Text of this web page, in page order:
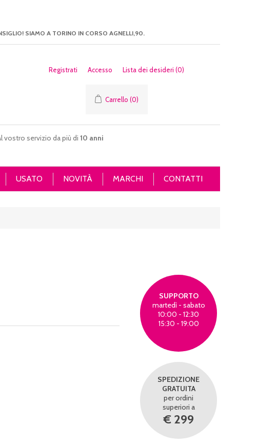
SIAMO A TORINO IN CORSO AGNELLI,90.
Registrati Accesso Lista dei desideri (0)
Carrello (0)
vostro servizio da più di 10 anni
USATO NOVITÀ MARCHI CONTATTI
SUPPORTO
martedì - sabato
10:00 - 12:30
15:30 - 19:00
SPEDIZIONE
GRATUITA
per ordini
superiori a
€ 299